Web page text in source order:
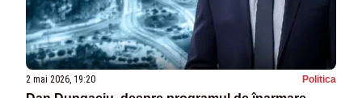
2 mai 2026, 19:20 Politica